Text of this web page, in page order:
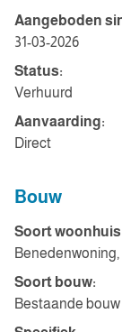
Aangeboden
31-03-2026
Status:
Verhuurd
Aanvaarding:
Direct
Bouw
Soort
Soort bouw:
Bestaande bouw